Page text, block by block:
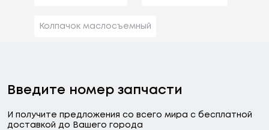
Колпачок маслосъемный
Введите номер запчасти
И получите предложения со всего мира с бесплатной
доставкой до Вашего города